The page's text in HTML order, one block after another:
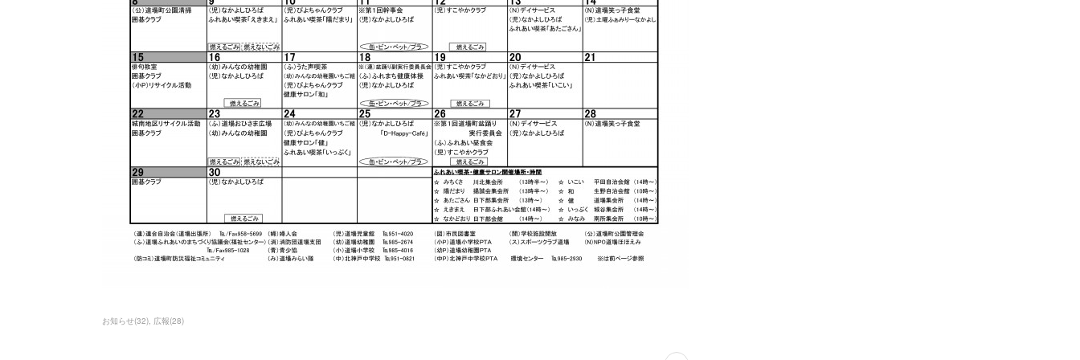
お知らせ(32) 広報(28)